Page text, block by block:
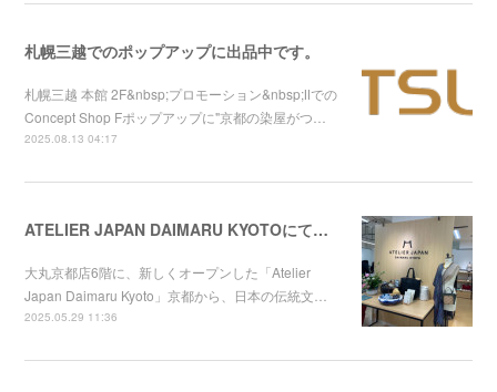
札幌三越でのポップアップに出品中です。
札幌三越 本館 2F&nbsp;プロモーション&nbsp;Ⅱでの
Concept Shop Fポップアップに"京都の染屋がつ…
2025.08.13 04:17
ATELIER JAPAN DAIMARU KYOTOにてChameleon Band for Apple Watchの取り扱いが始まりまました。
大丸京都店6階に、新しくオープンした「Atelier
Japan Daimaru Kyoto」京都から、日本の伝統文…
2025.05.29 11:36